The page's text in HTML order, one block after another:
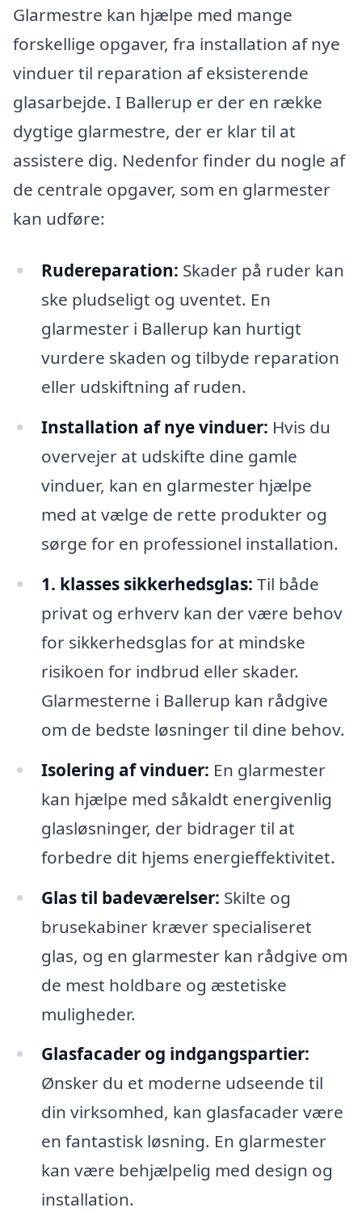
Glarmestre kan hjælpe med mange
forskellige opgaver, fra installation af nye
vinduer til reparation af eksisterende
glasarbejde. I Ballerup er der en række
dygtige glarmestre, der er klar til at
assistere dig. Nedenfor finder du nogle af
de centrale opgaver, som en glarmester
kan udføre:
Rudereparation: Skader på ruder kan
ske pludseligt og uventet. En
glarmester i Ballerup kan hurtigt
vurdere skaden og tilbyde reparation
eller udskiftning af ruden.
Installation af nye vinduer: Hvis du
overvejer at udskifte dine gamle
vinduer, kan en glarmester hjælpe
med at vælge de rette produkter og
sørge for en professionel installation.
1. klasses sikkerhedsglas: Til både
privat og erhverv kan der være behov
for sikkerhedsglas for at mindske
risikoen for indbrud eller skader.
Glarmesterne i Ballerup kan rådgive
om de bedste løsninger til dine behov.
Isolering af vinduer: En glarmester
kan hjælpe med såkaldt energivenlig
glasløsninger, der bidrager til at
forbedre dit hjems energieffektivitet.
Glas til badeværelser: Skilte og
brusekabiner kræver specialiseret
glas, og en glarmester kan rådgive om
de mest holdbare og æstetiske
muligheder.
Glasfacader og indgangspartier:
Ønsker du et moderne udseende til
din virksomhed, kan glasfacader være
en fantastisk løsning. En glarmester
kan være behjælpelig med design og
installation.